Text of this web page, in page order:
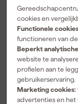
cookies en
Functionele
functioneren van
Beperkt
website te
profielen aan te
gebruikerservaring.
Marketing cookies:
advertenties en het
502X 18V Li-ion
decoupeerzaag
5.0Ah accu) in
Morgen bezorgd
Afgelopen 30 dgn 511,91
473,21
incl. BTW
Vergelijk